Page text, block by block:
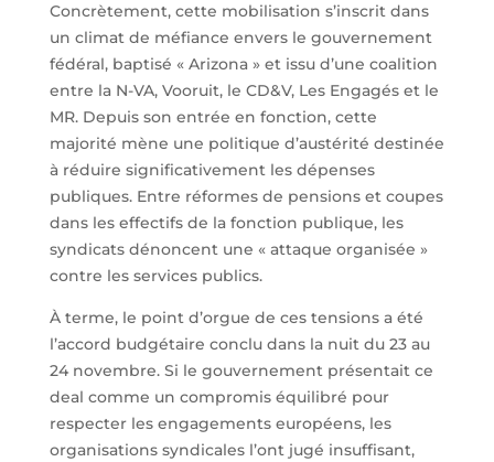
Concrètement, cette mobilisation s’inscrit dans
un climat de méfiance envers le gouvernement
fédéral, baptisé « Arizona » et issu d’une coalition
entre la N-VA, Vooruit, le CD&V, Les Engagés et le
MR. Depuis son entrée en fonction, cette
majorité mène une politique d’austérité destinée
à réduire significativement les dépenses
publiques. Entre réformes de pensions et coupes
dans les effectifs de la fonction publique, les
syndicats dénoncent une « attaque organisée »
contre les services publics.
À terme, le point d’orgue de ces tensions a été
l’accord budgétaire conclu dans la nuit du 23 au
24 novembre. Si le gouvernement présentait ce
deal comme un compromis équilibré pour
respecter les engagements européens, les
organisations syndicales l’ont jugé insuffisant,